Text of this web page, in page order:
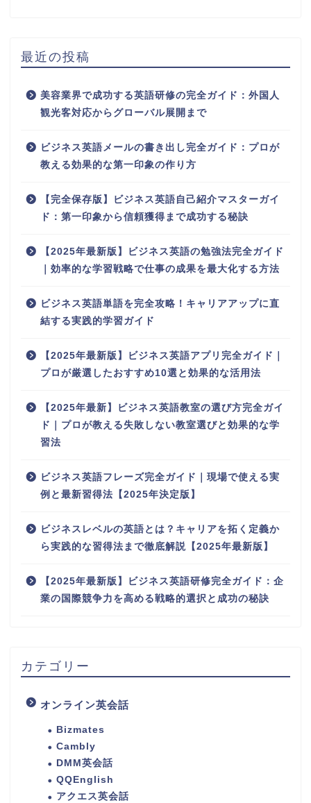
最近の投稿
美容業界で成功する英語研修の完全ガイド：外国人
観光客対応からグローバル展開まで
ビジネス英語メールの書き出し完全ガイド：プロが
教える効果的な第一印象の作り方
【完全保存版】ビジネス英語自己紹介マスターガイ
ド：第一印象から信頼獲得まで成功する秘訣
【2025年最新版】ビジネス英語の勉強法完全ガイド
｜効率的な学習戦略で仕事の成果を最大化する方法
ビジネス英語単語を完全攻略！キャリアアップに直
結する実践的学習ガイド
【2025年最新版】ビジネス英語アプリ完全ガイド｜
プロが厳選したおすすめ10選と効果的な活用法
【2025年最新】ビジネス英語教室の選び方完全ガイ
ド｜プロが教える失敗しない教室選びと効果的な学
習法
ビジネス英語フレーズ完全ガイド｜現場で使える実
例と最新習得法【2025年決定版】
ビジネスレベルの英語とは？キャリアを拓く定義か
ら実践的な習得法まで徹底解説【2025年最新版】
【2025年最新版】ビジネス英語研修完全ガイド：企
業の国際競争力を高める戦略的選択と成功の秘訣
カテゴリー
オンライン英会話
Bizmates
Cambly
DMM英会話
QQEnglish
アクエス英会話